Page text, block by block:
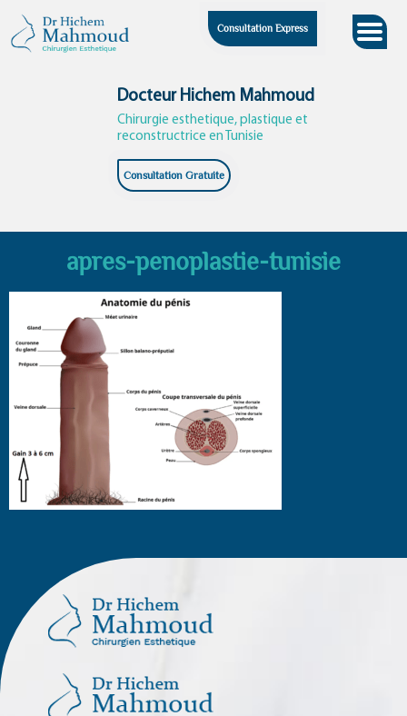
content
Consultation Express
Docteur Hichem Mahmoud
Chirurgie esthetique, plastique et
reconstructrice en Tunisie
Consultation Gratuite
apres-penoplastie-tunisie